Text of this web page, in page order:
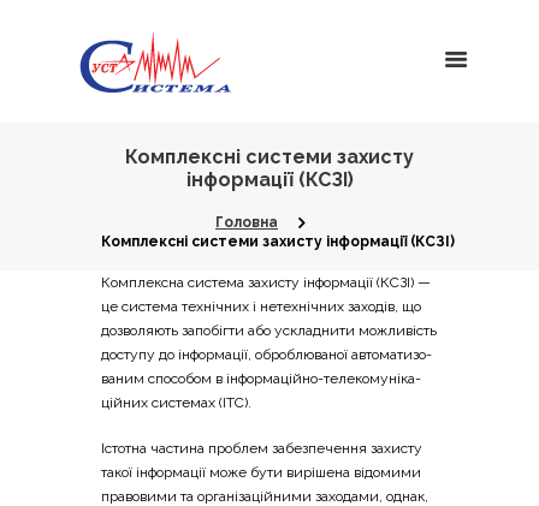
Комплексні системи захисту
інформації (КСЗІ)
Головна
Комплексні системи захисту інформації (КСЗІ)
Ком­пле­ксна систе­ма захи­сту інфор­ма­ції (КСЗІ) —
це систе­ма техні­чних і нете­хні­чних захо­дів, що
дозво­ля­ють запо­біг­ти або ускла­дни­ти можли­вість
досту­пу до інфор­ма­ції, обро­блю­ва­ної авто­ма­ти­зо­
ва­ним спосо­бом в інфор­ма­цій­но-теле­ко­му­ні­ка­
цій­них систе­мах (ІТС).
Істо­тна части­на про­блем забез­пе­че­н­ня захи­сту
такої інфор­ма­ції може бути вирі­ше­на відо­ми­ми
пра­во­ви­ми та орга­ні­за­цій­ни­ми захо­да­ми, однак,